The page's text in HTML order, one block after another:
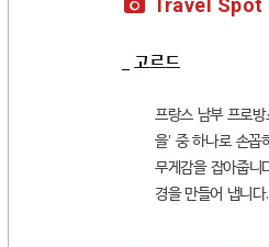
Travel Spot
_ 고르드
프랑스 남부 프로
을' 중 하나로 손꼽
무게감을 잡아줍
경을 만들어 냅니다.